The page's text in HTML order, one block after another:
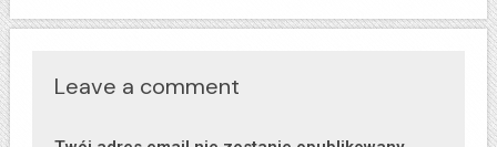
Leave a comment